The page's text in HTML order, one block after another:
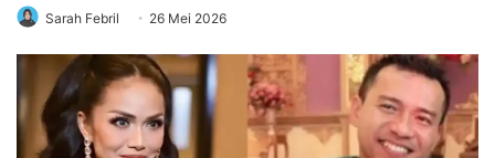
Sarah Febril 26 Mei 2026